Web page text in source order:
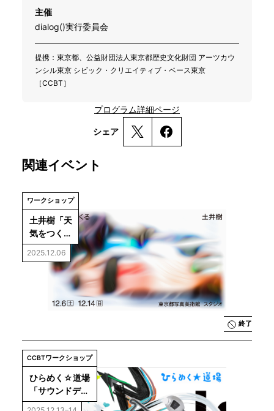
主催
dialog()実行委員会
提携：東京都、公益財団法人東京都歴史文化財団 アーツカウ
ンシル東京 シビック・クリエイティブ・ベース東京
［CCBT］
プログラム詳細ページ
シェア
関連イベント
ワークショップ
土井樹「天
気をつく
る」
2025.12.06
終了
CCBTワークショップ
ひらめく☆道場
「サウンドデザ
イン入門：知ら